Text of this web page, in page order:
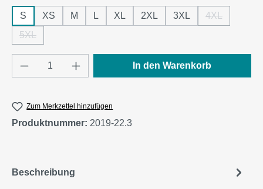
S XS M L XL 2XL 3XL 4XL
5XL
(Diese Option ist zurzeit nicht verfügbar.)
Produkt Anzahl: Gib den gewünschten
In den Warenkorb
Zum Merkzettel hinzufügen
Produktnummer: 2019-22.3
Beschreibung